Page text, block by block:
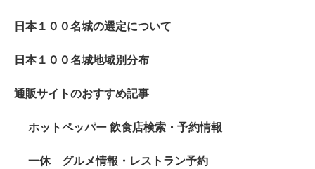
日本１００名城の選定について
日本１００名城地域別分布
通販サイトのおすすめ記事
ホットペッパー 飲食店検索・予約情報
一休 グルメ情報・レストラン予約